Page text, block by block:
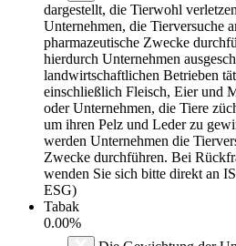
dargestellt, die Tierwohl
Unternehmen, die Tierversuche
pharmazeutische Zwecke
hierdurch Unternehmen
landwirtschaftlichen Betrieben
einschließlich Fleisch, Eier und
oder Unternehmen, die Tiere
um ihren Pelz und Leder zu
werden Unternehmen die
Zwecke durchführen. Bei
wenden Sie sich bitte direkt an
ESG)
Tabak
0.00%